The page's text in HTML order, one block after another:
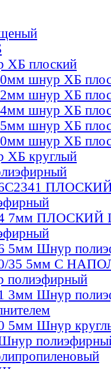
ХБ плоский
шнур ХБ
шнур ХБ
шнур ХБ
шнур ХБ
шнур ХБ
ХБ круглый
7мм ПЛОСКИЙ
5мм Шнур
35 5мм С
полиэфирный
3мм Шнур
5мм Шнур